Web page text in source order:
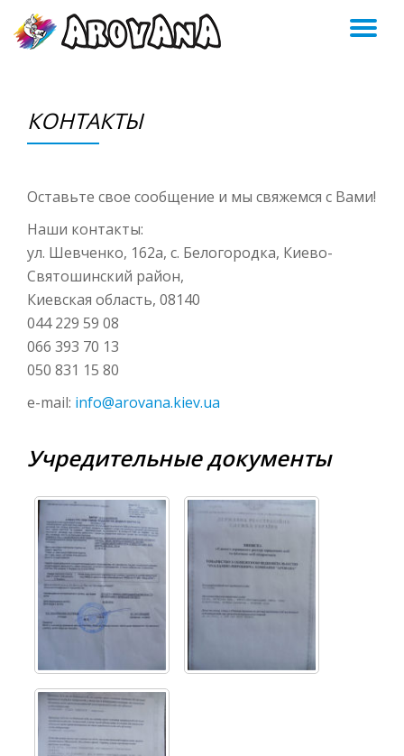
Skip
КОНТАКТЫ
Оставьте свое сообщение и мы свяжемся с Вами!
Наши контакты:
ул. Шевченко, 162а, с. Белогородка, Киево-
Святошинский район,
Киевская область, 08140
044 229 59 08
066 393 70 13
050 831 15 80
e-mail: info@arovana.kiev.ua
Учредительные документы